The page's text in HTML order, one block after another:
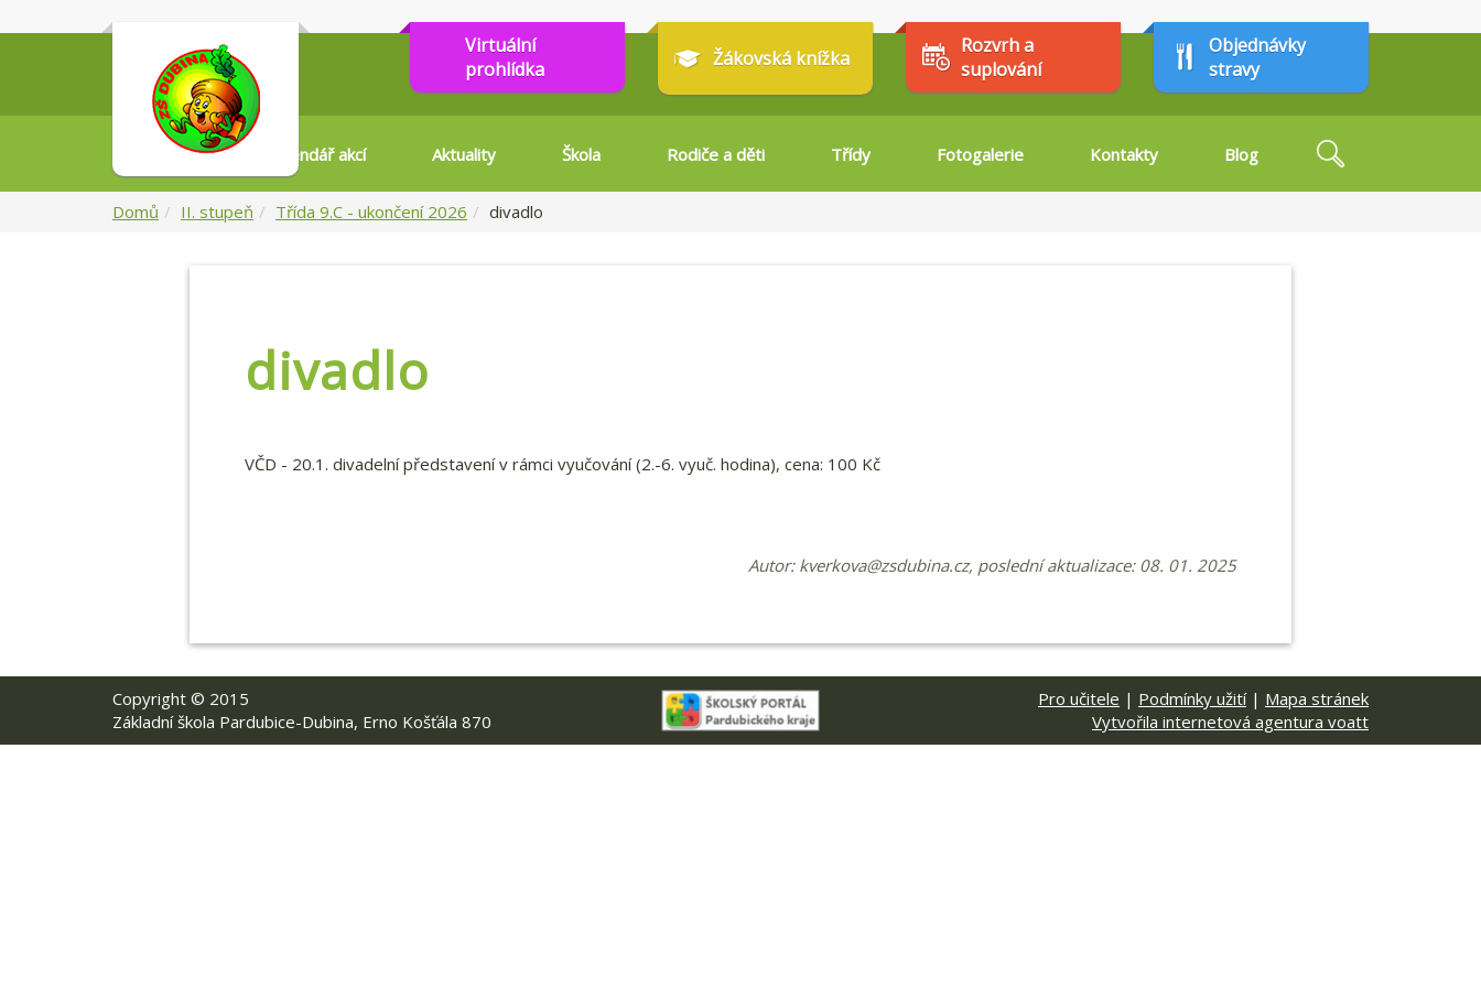
Virtuální
prohlídka
Žákovská knížka
Rozvrh a
suplování
Objednávky
stravy
Vyhledávání
Kalendář akcí
Aktuality Škola Rodiče a děti Třídy Fotogalerie Kontakty Blog
Domů II. stupeň Třída 9.C - ukončení 2026 divadlo
divadlo
VČD - 20.1. divadelní představení v rámci vyučování (2.-6. vyuč. hodina), cena: 100 Kč
Autor: kverkova@zsdubina.cz, poslední aktualizace: 08. 01. 2025
Copyright © 2015
Základní škola Pardubice-Dubina, Erno Košťála 870
Pro učitele | Podmínky užití| Mapa stránek
Vytvořila internetová agentura voatt